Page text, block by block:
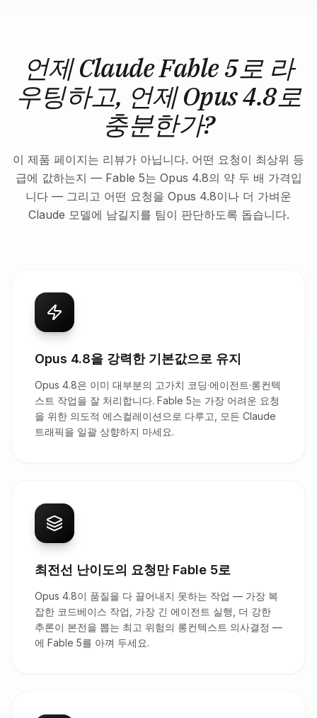
언제 Claude Fable 5로 라
우팅하고, 언제 Opus 4.8로
충분한가?
이 제품 페이지는 리뷰가 아닙니다. 어떤 요청이 최상위 등
급에 값하는지 — Fable 5는 Opus 4.8의 약 두 배 가격입
니다 — 그리고 어떤 요청을 Opus 4.8이나 더 가벼운
Claude 모델에 남길지를 팀이 판단하도록 돕습니다.
Opus 4.8을 강력한 기본값으로 유지
Opus 4.8은 이미 대부분의 고가치 코딩·에이전트·롱컨텍
스트 작업을 잘 처리합니다. Fable 5는 가장 어려운 요청
을 위한 의도적 에스컬레이션으로 다루고, 모든 Claude
트래픽을 일괄 상향하지 마세요.
최전선 난이도의 요청만 Fable 5로
Opus 4.8이 품질을 다 끌어내지 못하는 작업 — 가장 복
잡한 코드베이스 작업, 가장 긴 에이전트 실행, 더 강한
추론이 본전을 뽑는 최고 위험의 롱컨텍스트 의사결정 —
에 Fable 5를 아껴 두세요.